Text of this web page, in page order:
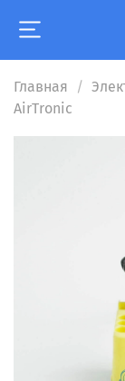
Главная
AirTronic